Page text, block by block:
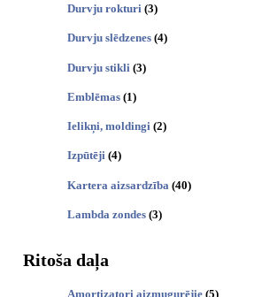
Durvju rokturi (3)
Durvju slēdzenes (4)
Durvju stikli (3)
Emblēmas (1)
Ielikņi, moldingi (2)
Izpūtēji (4)
Kartera aizsardzība (40)
Lambda zondes (3)
Ritoša daļa
Amortizatori aizmugurējie (5)